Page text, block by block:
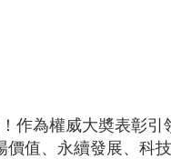
作為權威大奬表彰
值、永續發展、科